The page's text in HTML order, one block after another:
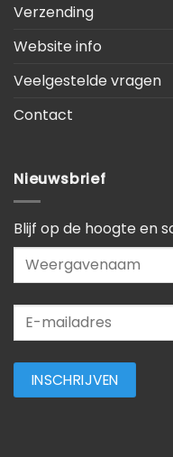
Verzending
Website info
Veelgestelde vragen
Contact
Nieuwsbrief
Blijf op de hoogte en